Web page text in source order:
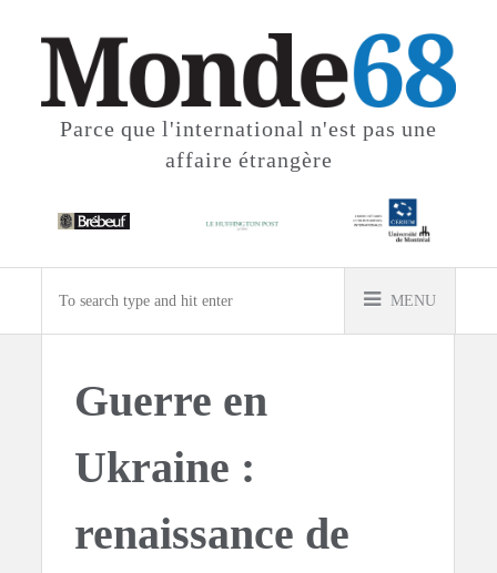
Parce que l'international n'est pas une
affaire étrangère
MENU
Guerre en
Ukraine :
renaissance de